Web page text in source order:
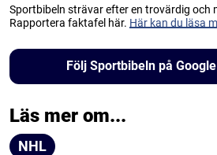
Sportbibeln strävar efter en trovärdig och
Rapportera faktafel här. Här kan du läsa
Följ Sportbibeln på
Läs mer om...
NHL